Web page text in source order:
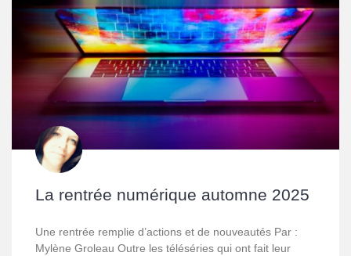
La rentrée numérique automne 2025
Une rentrée remplie d’actions et de nouveautés Par :
Mylène Groleau Outre les téléséries qui ont fait leur